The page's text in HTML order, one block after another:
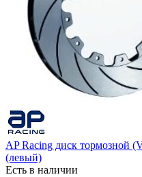
AP Racing диск тормозной
(левый)
Есть в наличии